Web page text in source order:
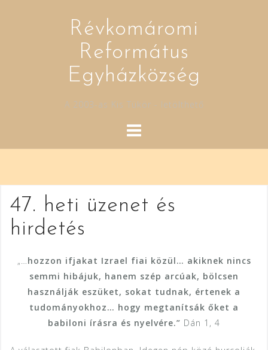
Révkomáromi
Református
Egyházközség
A 2003-as Kis Tükör - letölthető
47. heti üzenet és
hirdetés
„…hozzon ifjakat Izrael fiai közül… akiknek nincs
semmi hibájuk, hanem szép arcúak, bölcsen
használják eszüket, sokat tudnak, értenek a
tudományokhoz… hogy megtanítsák őket a
babiloni írásra és nyelvére.” Dán 1, 4